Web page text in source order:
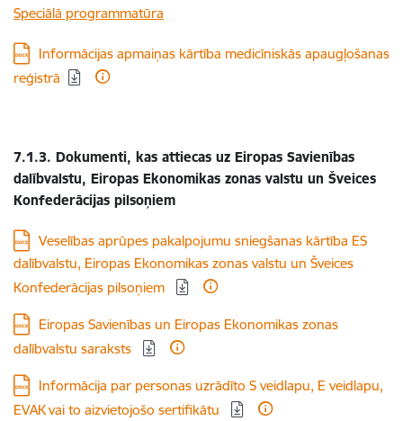
Speciālā programmatūra
Lejupielādēt:
Informācijas apmaiņas kārtība medicīniskās apaugļošanas
reģistrā
7.1.3. Dokumenti, kas attiecas uz Eiropas Savienības
dalībvalstu, Eiropas Ekonomikas zonas valstu un Šveices
Konfederācijas pilsoņiem
Lejupielādēt:
Veselības aprūpes pakalpojumu sniegšanas kārtība ES
dalībvalstu, Eiropas Ekonomikas zonas valstu un Šveices
Konfederācijas pilsoņiem
Lejupielādēt:
Eiropas Savienības un Eiropas Ekonomikas zonas
dalībvalstu saraksts
Lejupielādēt:
Informācija par personas uzrādīto S veidlapu, E veidlapu,
EVAK vai to aizvietojošo sertifikātu